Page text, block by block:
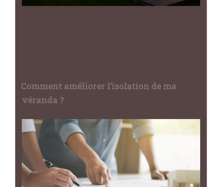
Comment améliorer l’isolation de ma
véranda ?